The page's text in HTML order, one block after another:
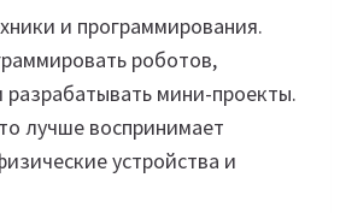
и программирования.
роботов,
разрабатывать мини-проекты.
лучше воспринимает
устройства и